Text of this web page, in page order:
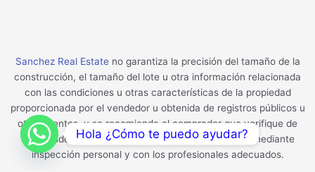
Sanchez Real Estateno garantiza la precisión del tamaño de la
construcción, el tamaño del lote u otra información relacionada
con las condiciones u otras características de la propiedad
proporcionada por el vendedor u obtenida de registros públicos u
otras fuentes, y se recomienda al comprador que verifique de
forma independiente la precisión de la información mediante
inspección personal y con los profesionales adecuados.
Hola ¿Cómo te puedo ayudar?